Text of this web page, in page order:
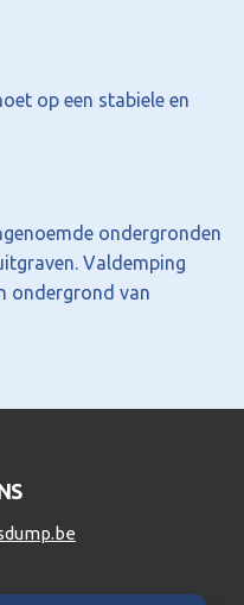
op een stabiele en
ondergronden
Valdemping
ondergrond van